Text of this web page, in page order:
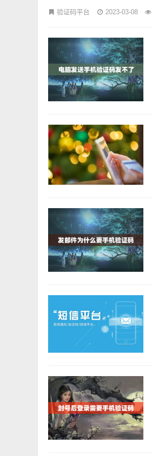
验证码平台 2023-03-08